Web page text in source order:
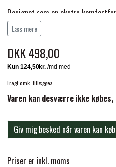
PREMIER EQUINE
PREMIER
PREMIER EQUINE
PREMIER EQUINE
PREMIER
Designet som en ekstra
konturer passer til hestens form;
gnidning.
Læs mere
DKK 498,00
Fragt omk. tillægges
Varen kan desværre ikke
Giv mig besked når varen kan
Priser er inkl. moms